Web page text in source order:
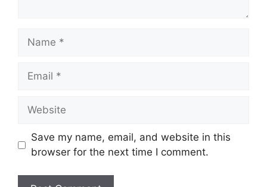
Name
Email
Website
Save my name, email, and website in this
browser for the next time I comment.